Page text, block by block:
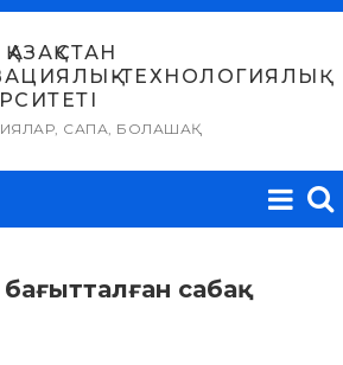
ТЕХНОЛОГИЯЛЫҚ
САПА, БОЛАШАҚ
бағытталған сабақ